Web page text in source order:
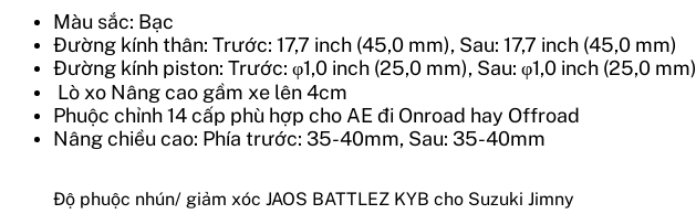
Màu sắc: Bạc
Đường kính thân: Trước: 17,7 inch (45,0 mm), Sau: 17,7 inch (45,0 mm)
Đường kính piston: Trước: φ1,0 inch (25,0 mm), Sau: φ1,0 inch (25,0 mm)
Lò xo Nâng cao gầm xe lên 4cm
Phuộc chỉnh 14 cấp phù hợp cho AE đi Onroad hay Offroad
Nâng chiều cao: Phía trước: 35-40mm, Sau: 35-40mm
Độ phuộc nhún/ giảm xóc JAOS BATTLEZ KYB cho Suzuki Jimny